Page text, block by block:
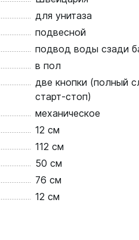
для унитаза
подвесной
подвод воды сзади
в пол
две кнопки (полный
старт-стоп)
механическое
12 см
112 см
50 см
76 см
12 см